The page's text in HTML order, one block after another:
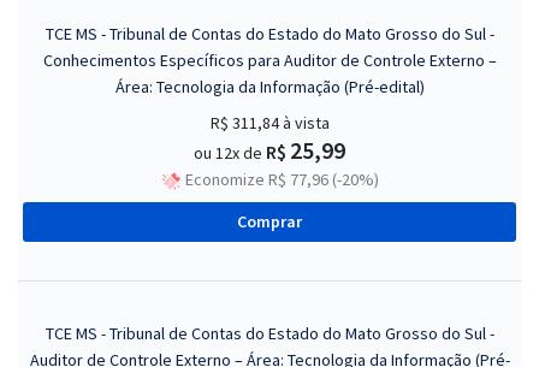
TCE MS - Tribunal de Contas do Estado do Mato Grosso do Sul -
Conhecimentos Específicos para Auditor de Controle Externo –
Área: Tecnologia da Informação (Pré-edital)
R$ 311,84à vista
ou 12x de R$ 25,99
Economize R$ 77,96 (-20%)
Comprar
TCE MS - Tribunal de Contas do Estado do Mato Grosso do Sul -
Auditor de Controle Externo – Área: Tecnologia da Informação (Pré-